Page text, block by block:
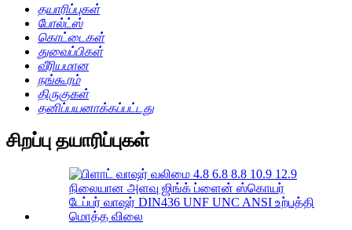
தயாரிப்புகள்
போல்ட்ஸ்
கொட்டைகள்
துவைப்பிகள்
வீரியமான
நங்கூரம்
திருகுகள்
தனிப்பயனாக்கப்பட்டது
சிறப்பு தயாரிப்புகள்